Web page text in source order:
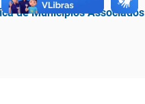
de Municípios Associados